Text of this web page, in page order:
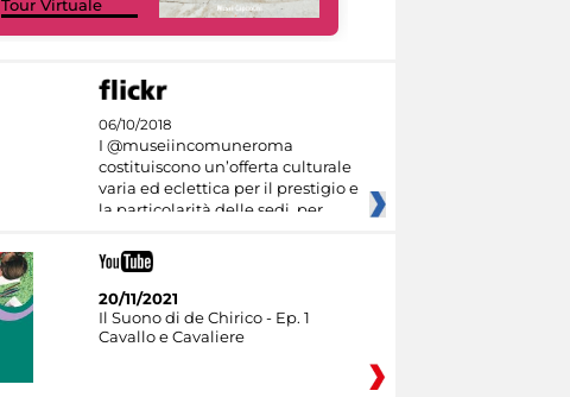
Tour Virtuale
06/10/2018
I @museiincomuneroma
costituiscono un’offerta culturale
varia ed eclettica per il prestigio e
la particolarità delle sedi, per
20/11/2021
Il Suono di de Chirico - Ep. 1
Cavallo e Cavaliere